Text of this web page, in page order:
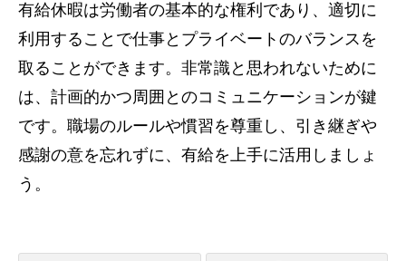
有給休暇は労働者の基本的な権利であり、適切に
利用することで仕事とプライベートのバランスを
取ることができます。非常識と思われないために
は、計画的かつ周囲とのコミュニケーションが鍵
です。職場のルールや慣習を尊重し、引き継ぎや
感謝の意を忘れずに、有給を上手に活用しましょ
う。